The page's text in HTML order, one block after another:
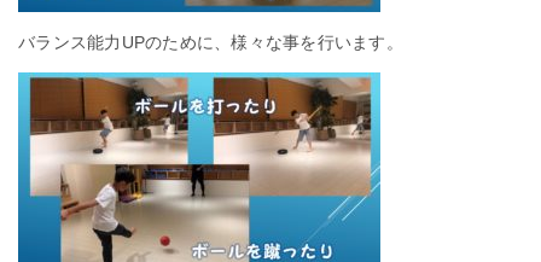
バランス能力UPのために、様々な事を行います。